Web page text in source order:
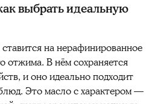
выбрать идеальную
на нерафинированное
отжима. В нём сохраняется
и оно идеально подходит
Это масло с характером —